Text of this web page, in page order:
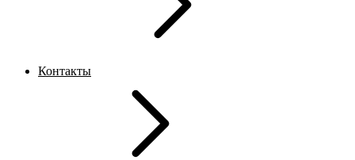
Контакты